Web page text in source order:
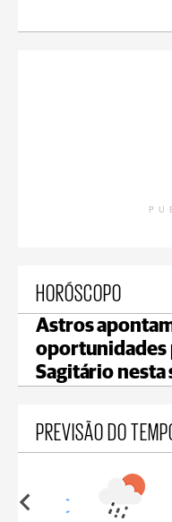
HORÓSCOPO
Astros
oportunidades
Sagitário nesta
PREVISÃO DO
18°C